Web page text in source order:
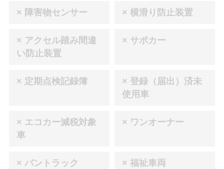
× 障害物センサー × 横滑り防止装置
× アクセル踏み間違
い防止装置
× サポカー
× 定期点検記録簿
× 登録（届出）済未
使用車
× エコカー減税対象
車
× ワンオーナー
× バントラック × 福祉車両